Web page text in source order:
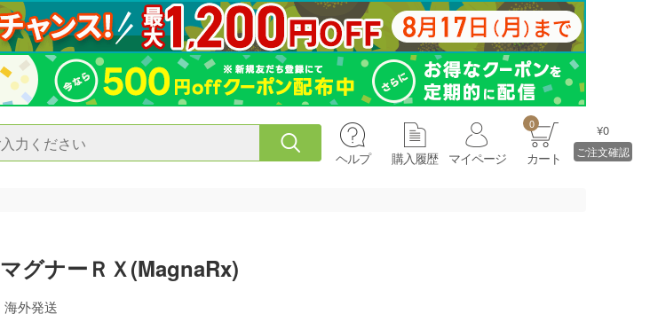
ヘルプ 購入履歴 マイページ
0
カート
¥0
ご注文確認
マグナーＲＸ(MagnaRx)
海外発送